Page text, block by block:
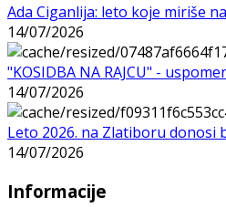
Ada Ciganlija: leto koje miriše
14/07/2026
"KOSIDBA NA RAJCU" -
14/07/2026
Leto 2026. na Zlatiboru donosi
14/07/2026
Informacije